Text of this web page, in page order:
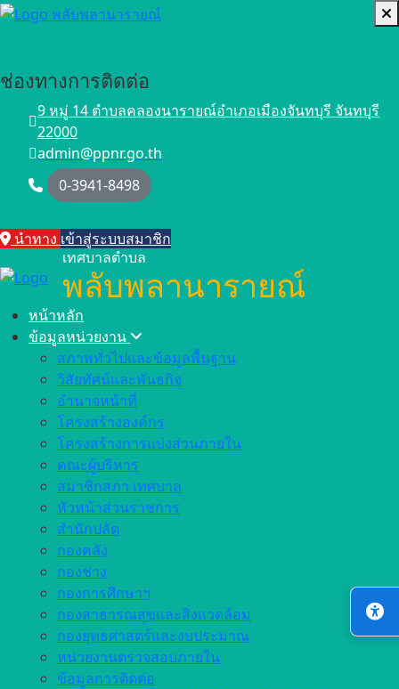
ช่องทางการติดต่อ
9 หมู่ 14 ตำบลคลองนารายณ์อำเภอเมืองจันทบุรี จันทบุรี
22000
admin@ppnr.go.th
0-3941-8498
นำทาง เข้าสู่ระบบสมาชิก
เทศบาลตำบล
พลับพลานารายณ์
หน้าหลัก
ข้อมูลหน่วยงาน
สภาพทั่วไปและข้อมูลพื้นฐาน
วิสัยทัศน์และพันธกิจ
อำนาจหน้าที่
โครงสร้างองค์กร
โครงสร้างการแบ่งส่วนภายใน
คณะผู้บริหาร
สมาชิกสภา เทศบาล
หัวหน้าส่วนราชการ
สำนักปลัด
กองคลัง
กองช่าง
กองการศึกษาฯ
กองสาธารณสุขและสิ่งแวดล้อม
กองยุทธศาสตร์และงบประมาณ
หน่วยงานตรวจสอบภายใน
ข้อมูลการติดต่อ